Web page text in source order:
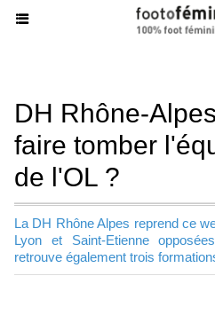
DH Rhône-
faire tomber
de l'OL ?
La DH Rhône Alpes reprend ce
Lyon et Saint-Etienne
retrouve également trois